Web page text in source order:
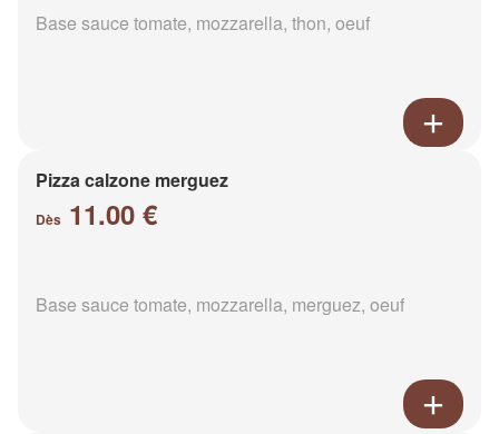
Base sauce tomate, mozzarella, thon, oeuf
Pizza calzone merguez
Dès 11.00 €
Base sauce tomate, mozzarella, merguez, oeuf